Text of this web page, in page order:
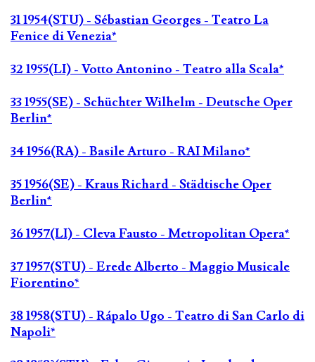
31 1954(STU) - Sébastian Georges - Teatro La
Fenice di Venezia*
32 1955(LI) - Votto Antonino - Teatro alla Scala*
33 1955(SE) - Schüchter Wilhelm - Deutsche Oper
Berlin*
34 1956(RA) - Basile Arturo - RAI Milano*
35 1956(SE) - Kraus Richard - Städtische Oper
Berlin*
36 1957(LI) - Cleva Fausto - Metropolitan Opera*
37 1957(STU) - Erede Alberto - Maggio Musicale
Fiorentino*
38 1958(STU) - Rápalo Ugo - Teatro di San Carlo di
Napoli*